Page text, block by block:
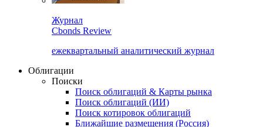
Cbonds Review
ежеквартальный аналитический журнал
Облигации
Поиски